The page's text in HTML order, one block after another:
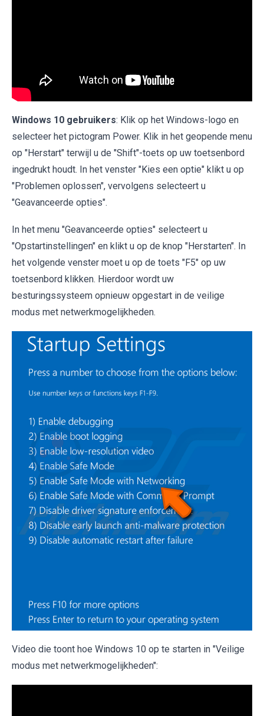
Windows 10 gebruikers: Klik op het Windows-logo en
selecteer het pictogram Power. Klik in het geopende menu
op "Herstart" terwijl u de "Shift"-toets op uw toetsenbord
ingedrukt houdt. In het venster "Kies een optie" klikt u op
"Problemen oplossen", vervolgens selecteert u
"Geavanceerde opties".
In het menu "Geavanceerde opties" selecteert u
"Opstartinstellingen" en klikt u op de knop "Herstarten". In
het volgende venster moet u op de toets "F5" op uw
toetsenbord klikken. Hierdoor wordt uw
besturingssysteem opnieuw opgestart in de veilige
modus met netwerkmogelijkheden.
Video die toont hoe Windows 10 op te starten in "Veilige
modus met netwerkmogelijkheden":